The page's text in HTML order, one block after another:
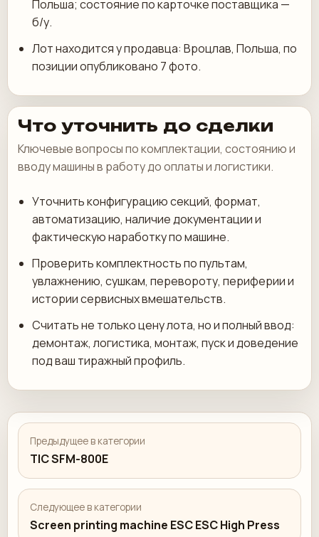
Польша; состояние по карточке поставщика —
б/у.
Лот находится у продавца: Вроцлав, Польша, по
позиции опубликовано 7 фото.
Что уточнить до сделки
Ключевые вопросы по комплектации, состоянию и
вводу машины в работу до оплаты и логистики.
Уточнить конфигурацию секций, формат,
автоматизацию, наличие документации и
фактическую наработку по машине.
Проверить комплектность по пультам,
увлажнению, сушкам, перевороту, периферии и
истории сервисных вмешательств.
Считать не только цену лота, но и полный ввод:
демонтаж, логистика, монтаж, пуск и доведение
под ваш тиражный профиль.
Предыдущее в категории
TIC SFM-800E
Следующее в категории
Screen printing machine ESC ESC High Press